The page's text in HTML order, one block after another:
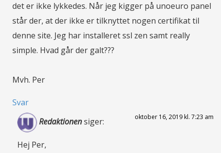
det er ikke lykkedes. Når jeg kigger på unoeuro panel
står der, at der ikke er tilknyttet nogen certifikat til
denne site. Jeg har installeret ssl zen samt really
simple. Hvad går der galt???
Mvh. Per
Svar
Redaktionensiger: oktober 16, 2019 kl. 7:23 am
Hej Per,